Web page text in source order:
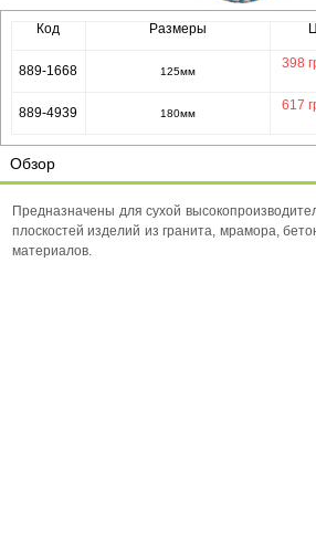
Код Размеры
889-1668 125мм
398
889-4939 180мм
617
Обзор
Предназначены для сухой
плоскостей изделий из гранита, мрамора,
материалов.